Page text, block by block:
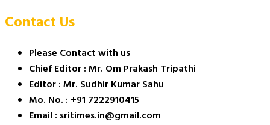
Contact Us
Please Contact with us
Chief Editor : Mr. Om Prakash Tripathi
Editor : Mr. Sudhir Kumar Sahu
Mo. No. : +91 7222910415
Email : sritimes.in@gmail.com